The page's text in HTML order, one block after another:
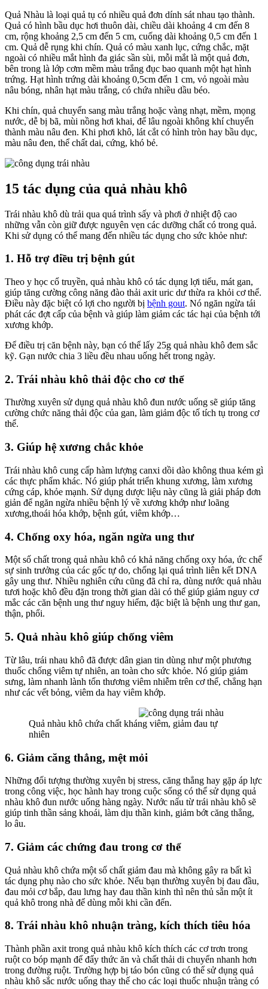
Quả Nhàu là loại quả tụ có nhiều quả đơn dính sát nhau tạo thành.
Quả có hình bầu dục hơi thuôn dài, chiều dài khoảng 4 cm đến 8
cm, rộng khoảng 2,5 cm đến 5 cm, cuống dài khoảng 0,5 cm đến 1
cm. Quả dễ rụng khi chín. Quả có màu xanh lục, cứng chắc, mặt
ngoài có nhiều mắt hình đa giác sần sùi, mỗi mắt là một quả đơn,
bên trong là lớp cơm mềm màu trắng đục bao quanh một hạt hình
trứng. Hạt hình trứng dài khoảng 0,5cm đến 1 cm, vỏ ngoài màu
nâu bóng, nhân hạt màu trắng, có chứa nhiều dầu béo.
Khi chín, quả chuyển sang màu trắng hoặc vàng nhạt, mềm, mọng
nước, dễ bị bã, mùi nồng hơi khai, để lâu ngoài không khí chuyển
thành màu nâu đen. Khi phơi khô, lát cắt có hình tròn hay bầu dục,
màu nâu đen, thể chất dai, cứng, khó bẻ.
15 tác dụng của quả nhàu khô
Trái nhàu khô dù trải qua quá trình sấy và phơi ở nhiệt độ cao
những vẫn còn giữ được nguyên vẹn các dưỡng chất có trong quả.
Khi sử dụng có thể mang đến nhiều tác dụng cho sức khỏe như:
1. Hỗ trợ điều trị bệnh gút
Theo y học cổ truyền, quả nhàu khô có tác dụng lợi tiểu, mát gan,
giúp tăng cường công năng đào thải axit uric dư thừa ra khỏi cơ thể.
Điều này đặc biệt có lợi cho người bị bệnh gout. Nó ngăn ngừa tái
phát các đợt cấp của bệnh và giúp làm giảm các tác hại của bệnh tới
xương khớp.
Để điều trị căn bệnh này, bạn có thể lấy 25g quả nhàu khô đem sắc
kỹ. Gạn nước chia 3 liều đều nhau uống hết trong ngày.
2. Trái nhàu khô thải độc cho cơ thể
Thường xuyên sử dụng quả nhàu khô đun nước uống sẽ giúp tăng
cường chức năng thải độc của gan, làm giảm độc tố tích tụ trong cơ
thể.
3. Giúp hệ xương chắc khỏe
Trái nhàu khô cung cấp hàm lượng canxi dồi dào không thua kém gì
các thực phẩm khác. Nó giúp phát triển khung xương, làm xương
cứng cáp, khỏe mạnh. Sử dụng dược liệu này cũng là giải pháp đơn
giản để ngăn ngừa nhiều bệnh lý về xương khớp như loãng
xương,thoái hóa khớp, bệnh gút, viêm khớp…
4. Chống oxy hóa, ngăn ngừa ung thư
Một số chất trong quả nhàu khô có khả năng chống oxy hóa, ức chế
sự sinh trưởng của các gốc tự do, chống lại quá trình liên kết DNA
gây ung thư. Nhiều nghiên cứu cũng đã chỉ ra, dùng nước quả nhàu
tươi hoặc khô đều đặn trong thời gian dài có thể giúp giảm nguy cơ
mắc các căn bệnh ung thư nguy hiểm, đặc biệt là bệnh ung thư gan,
thận, phổi.
5. Quả nhàu khô giúp chống viêm
Từ lâu, trái nhau khô đã được dân gian tin dùng như một phương
thuốc chống viêm tự nhiên, an toàn cho sức khỏe. Nó giúp giảm
sưng, làm nhanh lành tổn thương viêm nhiễm trên cơ thể, chẳng hạn
như các vết bỏng, viêm da hay viêm khớp.
Quả nhàu khô chứa chất kháng viêm, giảm đau tự
nhiên
6. Giảm căng thẳng, mệt mỏi
Những đối tượng thường xuyên bị stress, căng thẳng hay gặp áp lực
trong công việc, học hành hay trong cuộc sống có thể sử dụng quả
nhàu khô đun nước uống hàng ngày. Nước nấu từ trái nhàu khô sẽ
giúp tinh thần sảng khoái, làm dịu thần kinh, giảm bớt căng thẳng,
lo âu.
7. Giảm các chứng đau trong cơ thể
Quả nhàu khô chứa một số chất giảm đau mà không gây ra bất kì
tác dụng phụ nào cho sức khỏe. Nếu bạn thường xuyên bị đau đầu,
đau mỏi cơ bắp, đau lưng hay đau thần kinh thì nên thủ sẵn một ít
quả khô trong nhà để dùng mỗi khi cần đến.
8. Trái nhàu khô nhuận tràng, kích thích tiêu hóa
Thành phần axit trong quả nhàu khô kích thích các cơ trơn trong
ruột co bóp mạnh để đẩy thức ăn và chất thải di chuyển nhanh hơn
trong đường ruột. Trường hợp bị táo bón cũng có thể sử dụng quả
nhàu khô sắc nước uống thay thế cho các loại thuốc nhuận tràng có